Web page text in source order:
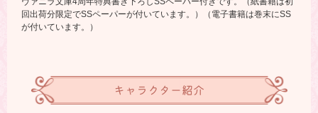
回出荷分限定でSSペーパーが付いています。）（電子書籍は巻末にSS
が付いています。）
キャラクター紹介